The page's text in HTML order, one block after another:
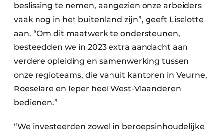
beslissing te nemen, aangezien onze arbeiders
vaak nog in het buitenland zijn”, geeft Liselotte
aan. “Om dit maatwerk te ondersteunen,
besteedden we in 2023 extra aandacht aan
verdere opleiding en samenwerking tussen
onze regioteams, die vanuit kantoren in Veurne,
Roeselare en Ieper heel West-Vlaanderen
bedienen.”
“We investeerden zowel in beroepsinhoudelijke